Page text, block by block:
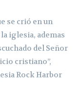
se crió en un
iglesia, ademas
del Señor
cristiano”,
Rock Harbor